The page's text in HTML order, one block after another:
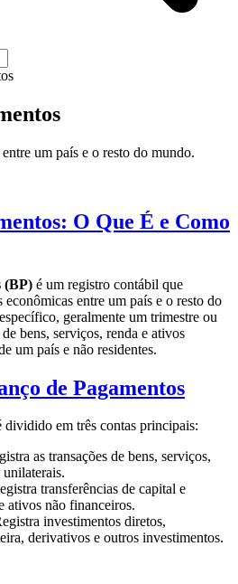
um país e o resto do mundo.
O Que É e Como
(BP) é um registro contábil que
econômicas entre um país e o resto do
geralmente um trimestre ou
bens, serviços, renda e ativos
um país e não residentes.
de Pagamentos
dividido em três contas principais:
as transações de bens, serviços,
unilaterais.
transferências de capital e
ativos não financeiros.
investimentos diretos,
derivativos e outros investimentos.